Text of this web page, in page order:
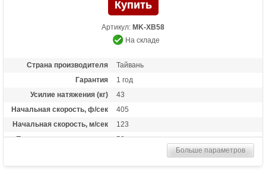
Артикул: MK-XB58
На складе
Страна производителя
Тайвань
Гарантия
1 год
Усилие натяжения (кг)
43
Начальная скорость, ф/сек
405
Начальная скорость, м/сек
123
Прицельная дальность, м
50
14.5 дюймов (36,8 см)
Размах плечей (см)
40
Больше параметров